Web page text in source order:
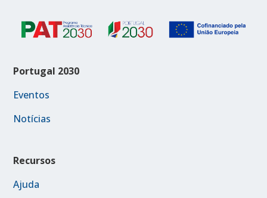
Portugal 2030
Eventos
Notícias
Recursos
Ajuda